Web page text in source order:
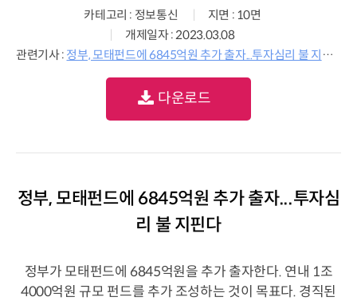
카테고리 : 정보통신
지면 : 10면
개제일자 : 2023.03.08
관련기사 : 정부, 모태펀드에 6845억원 추가 출자...투자심리 불 지핀다
다운로드
정부, 모태펀드에 6845억원 추가 출자...투자심
리 불 지핀다
정부가 모태펀드에 6845억원을 추가 출자한다. 연내 1조
4000억원 규모 펀드를 추가 조성하는 것이 목표다. 경직된